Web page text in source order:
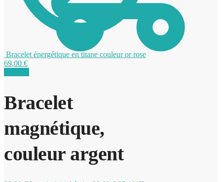
Bracelet énergétique en titane couleur or rose
69,00 €
Bracelet
magnétique,
couleur argent